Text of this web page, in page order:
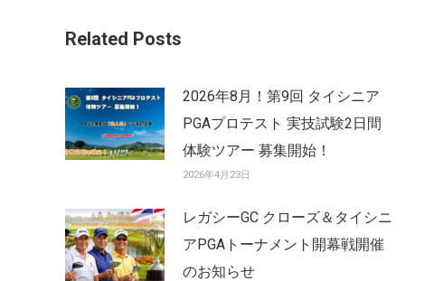
Related Posts
2026年8月！第9回 タイシニア
PGAプロテスト 実技試験2日間
体験ツアー 募集開始！
2026年4月23日
レガシーGC クローズ＆タイシニ
アPGAトーナメント開幕戦開催
のお知らせ